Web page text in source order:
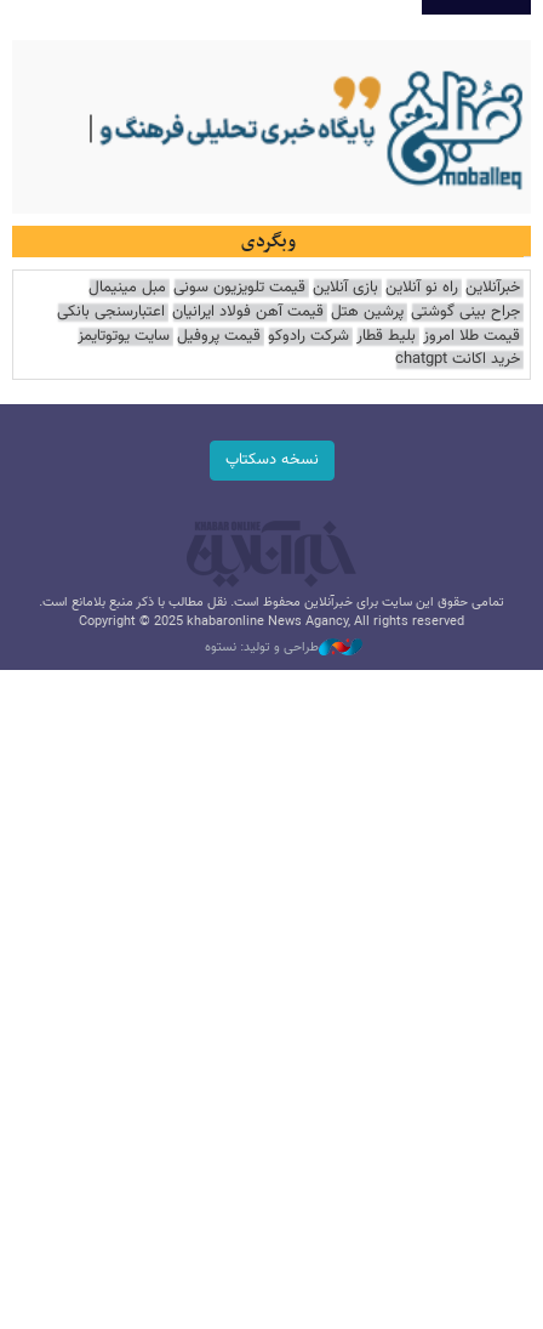
وبگردی
خبرآنلاین راه نو آنلاین بازی آنلاین قیمت تلویزیون سونی مبل مینیمال
جراح بینی گوشتی پرشین هتل قیمت آهن فولاد ایرانیان اعتبارسنجی بانکی
قیمت طلا امروز بلیط قطار شرکت رادوکو قیمت پروفیل سایت یوتوتایمز
خرید اکانت chatgpt
نسخه دسکتاپ
تمامی حقوق این سایت برای خبرآنلاین محفوظ است. نقل مطالب با ذکر منبع بلامانع است.
Copyright © 2025 khabaronline News Agancy, All rights reserved
طراحی و تولید: نستوه